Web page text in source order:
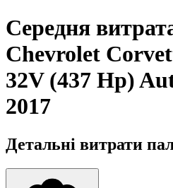
Середня
Chevrolet
32V (437 Hp)
2017
Детальні витрати